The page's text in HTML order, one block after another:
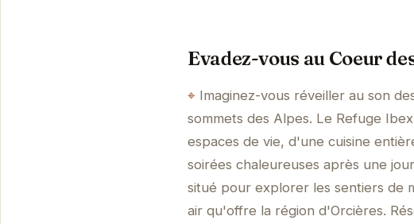
Evadez-vous au Coeur
Imaginez-vous réveiller au son
sommets des Alpes. Le Refuge
espaces de vie, d'une cuisine
soirées chaleureuses après une
situé pour explorer les sentiers de
air qu'offre la région d'Orcières.